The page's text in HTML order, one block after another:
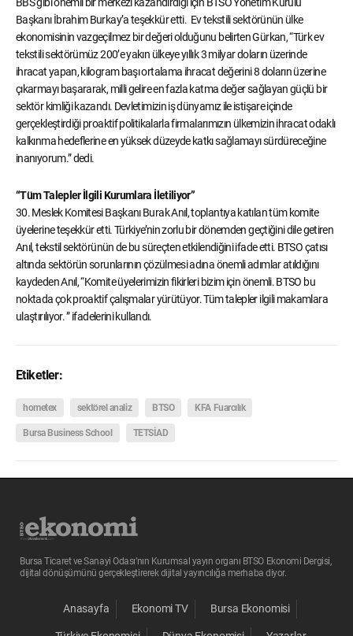
BBS gibi önemli bir merkezi kazandırdığı için BTSO Yönetim Kurulu
Başkanı İbrahim Burkay’a teşekkür etti. Ev tekstili sektörünün ülke
ekonomisinin vazgeçilmez bir değeri olduğunu belirten Gürkan, “Türk ev
tekstili sektörümüz 200’e yakın ülkeye yıllık 3 milyar doların üzerinde
ihracat yapan, kilogram başı ortalama ihracat değerini 8 doların üzerine
çıkarmayı başararak, milli gelire en fazla katma değer sağlayan güçlü bir
sektör kimliği kazandı. Devletimizin iş dünyamız ile istişare içinde
gerçekleştirdiği proaktif politikalarla firmalarımızın ülkemizin ihracat odaklı
kalkınma hedeflerine en yüksek düzeyde katkı sağlamayı sürdüreceğine
inanıyorum.” dedi.
“Tüm Talepler İlgili Kurumlara İletiliyor”
30. Meslek Komitesi Başkanı Burak Anıl, toplantıya katılan tüm komite
üyelerine teşekkür etti. Türkiye’nin zorlu bir dönemden geçtiğini dile getiren
Anıl, tekstil sektörünün de bu süreçten etkilendiğini ifade etti. BTSO çatısı
altında sektörün sorunlarının çözülmesi adına önemli adımlar atıldığını
kaydeden Anıl, “Komite üyelerimizin fikirleri bizim için önemli. BTSO bu
noktada çok proaktif çalışmalar yürütüyor. Tüm talepler ilgili makamlara
ulaştırılıyor. ” ifadelerini kullandı.
Etiketler:
hometex sektörel analiz BTSO KFA Fuarcılık
Bursa Business School TETSİAD
Bursa Ticaret ve Sanayi Odası’nın Kurumsal yayın organı BTSO Ekonomi Dergisi,
dijital dönüşümünü gerçekleştirerek dijital yayıncılığa merhaba diyor.
Anasayfa Ekonomi TV Bursa Ekonomisi